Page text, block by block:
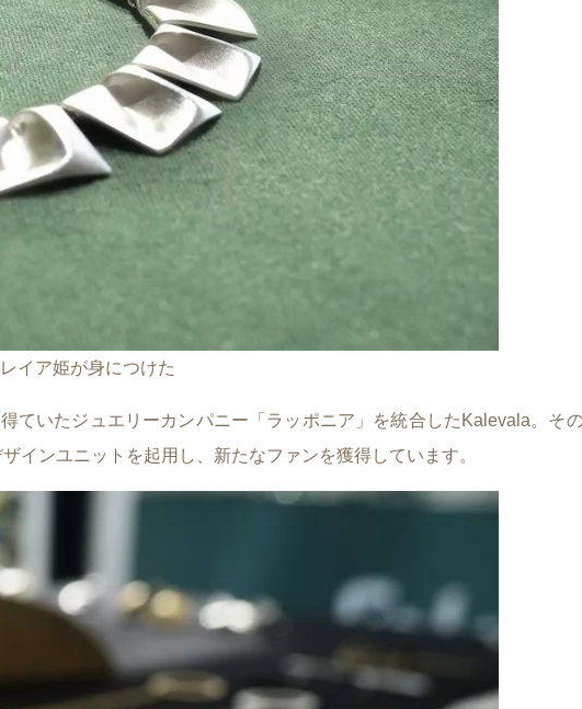
イア姫が身につけた
いたジュエリーカンパニー「ラッポニア」を統合したKalevala。そ
インユニットを起用し、新たなファンを獲得しています。